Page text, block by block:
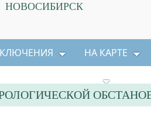
НОВОСИБИРСК
НА КАРТЕ